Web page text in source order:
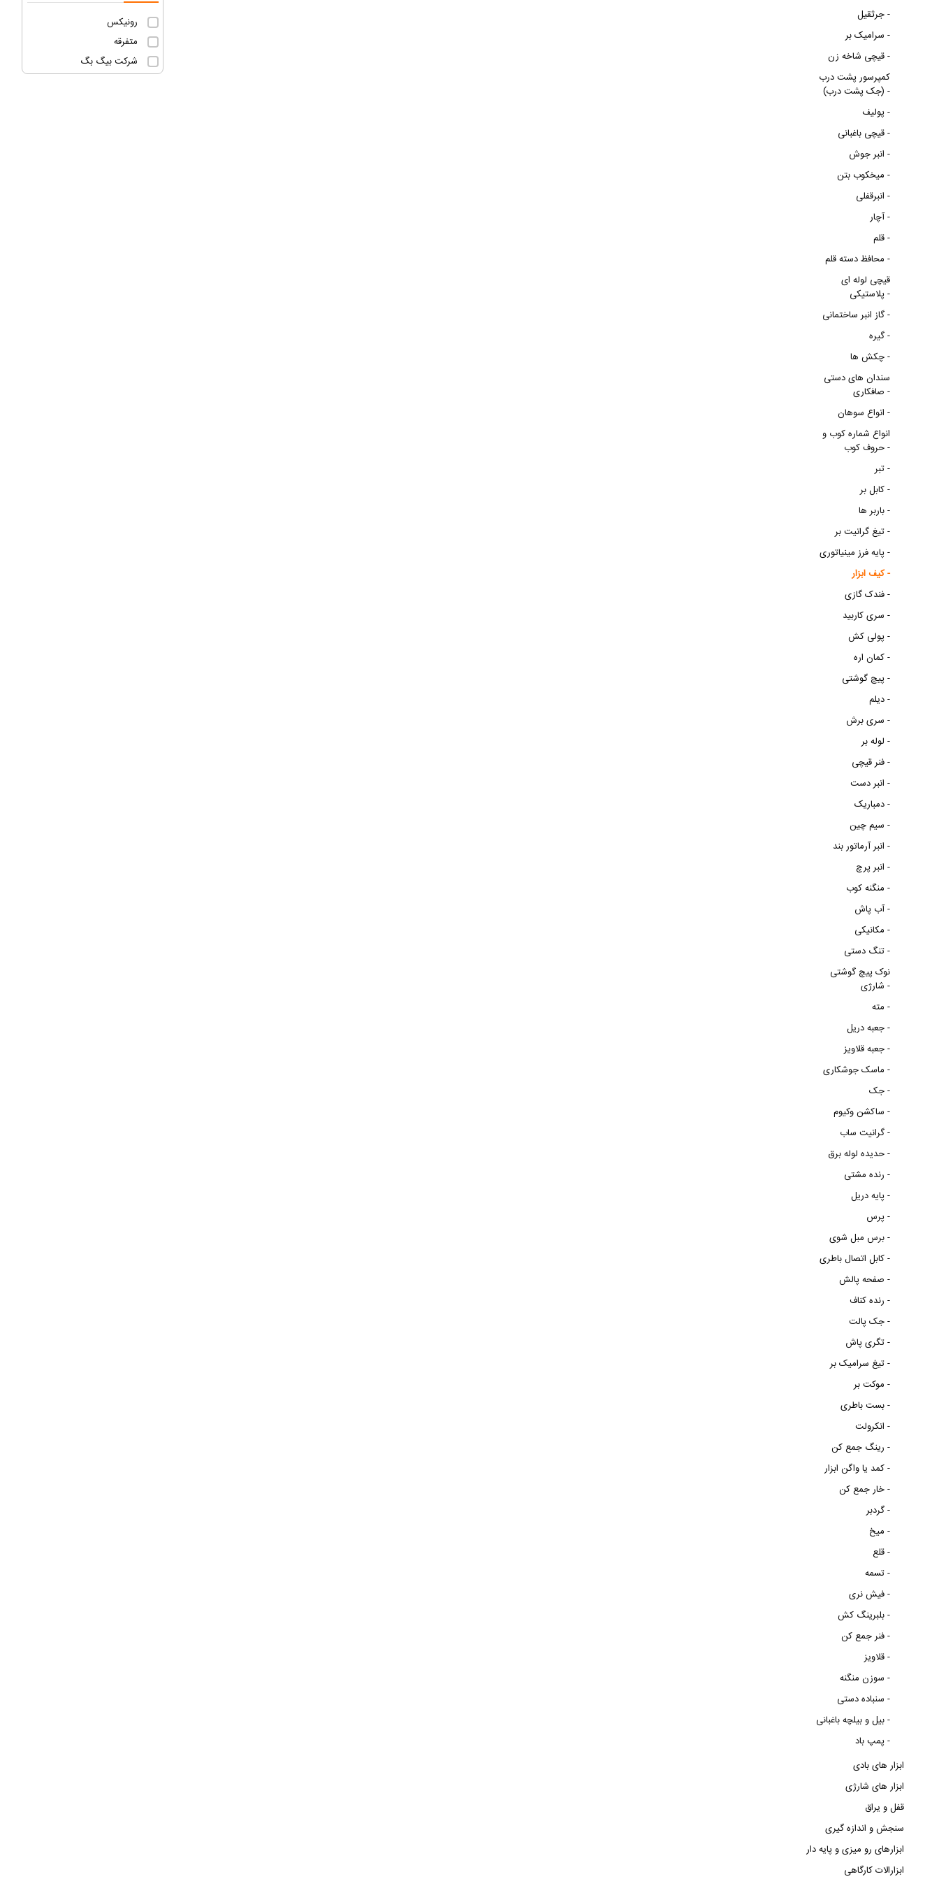
رونیکس
متفرقه
شرکت بیگ بگ
جرثقیل -
سرامیک بر -
قیچی شاخه زن -
کمپرسور پشت درب
(جک پشت درب) -
پولیف -
قیچی باغبانی -
انبر جوش -
میخکوب بتن -
انبرقفلی -
آچار -
قلم -
محافظ دسته قلم -
قیچی لوله ای
پلاستیکی -
گاز انبر ساختمانی -
گیره -
چکش ها -
سندان های دستی
صافکاری -
انواع سوهان -
انواع شماره کوب و
حروف کوب -
تبر -
کابل بر -
باربر ها -
تیغ گرانیت بر -
پایه فرز مینیاتوری -
کیف ابزار -
فندک گازی -
سری کاربید -
پولی کش -
کمان اره -
پیچ گوشتی -
دیلم -
سری برش -
لوله بر -
فنر قیچی -
انبر دست -
دمباریک -
سیم چین -
انبر آرماتور بند -
انبر پرچ -
منگنه کوب -
آب پاش -
مکانیکی -
تنگ دستی -
نوک پیچ گوشتی
شارژی -
مته -
جعبه دریل -
جعبه قلاویز -
ماسک جوشکاری -
جک -
ساکشن وکیوم -
گرانیت ساب -
حدیده لوله برق -
رنده مشتی -
پایه دریل -
پرس -
برس مبل شوی -
کابل اتصال باطری -
صفحه پالش -
رنده کناف -
جک پالت -
تگری پاش -
تیغ سرامیک بر -
موکت بر -
بست باطری -
انکرولت -
رینگ جمع کن -
کمد یا واگن ابزار -
خار جمع کن -
گردبر -
میخ -
قلع -
تسمه -
فیش نری -
بلبرینگ کش -
فنر جمع کن -
قلاویز -
سوزن منگنه -
سنباده دستی -
بیل و بیلچه باغبانی -
پمپ باد -
ابزار های بادی
ابزار های شارژی
قفل و یراق
سنجش و اندازه گیری
ابزارهای رو میزی و پایه دار
ابزارالات کارگاهی